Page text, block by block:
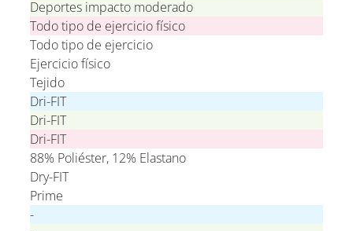
Deportes impacto moderado
Todo tipo de ejercicio físico
Todo tipo de ejercicio
Ejercicio físico
Tejido
Dri-FIT
Dri-FIT
Dri-FIT
88% Poliéster, 12% Elastano
Dry-FIT
Prime
-